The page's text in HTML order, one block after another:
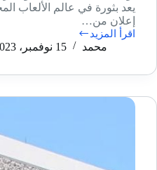
يعد بثورة في عالم الألعاب
إعلان من…
اقرأ المزيد
تأكيد
بوابة
Portal
محمد 15 نوفمبر، 2023